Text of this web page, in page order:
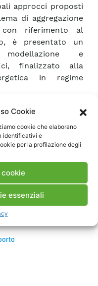
Cookie
cookie che elaborano
identificativi e
per la profilazione degli
essenziali
approcci proposti
di aggregazione
riferimento al
è presentato un
e
finalizzato alla
in regime
preliminare per
termica ed
anche nell’ottica di
vettori energetici.
sviluppato al
energetici
utenti industriali
partecipazione di